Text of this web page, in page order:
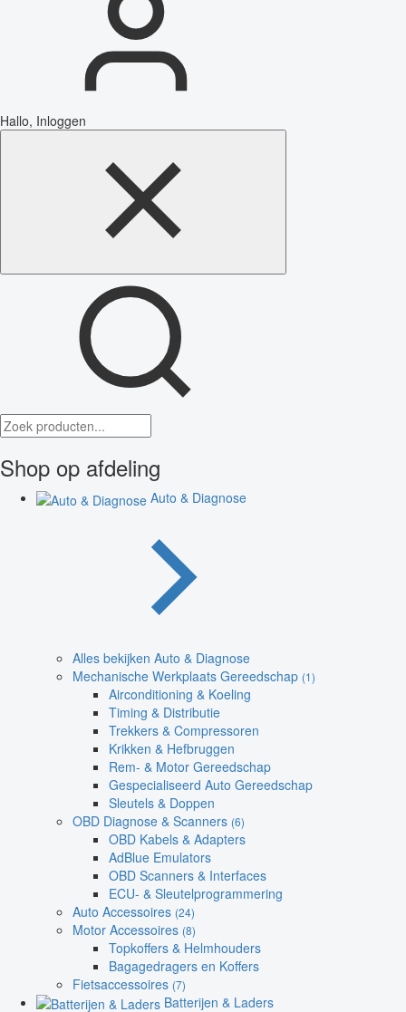
Hallo, Inloggen
Shop op afdeling
Auto & Diagnose
Alles bekijken Auto & Diagnose
Mechanische Werkplaats Gereedschap (1)
Airconditioning & Koeling
Timing & Distributie
Trekkers & Compressoren
Krikken & Hefbruggen
Rem- & Motor Gereedschap
Gespecialiseerd Auto Gereedschap
Sleutels & Doppen
OBD Diagnose & Scanners (6)
OBD Kabels & Adapters
AdBlue Emulators
OBD Scanners & Interfaces
ECU- & Sleutelprogrammering
Auto Accessoires (24)
Motor Accessoires (8)
Topkoffers & Helmhouders
Bagagedragers en Koffers
Fietsaccessoires (7)
Batterijen & Laders